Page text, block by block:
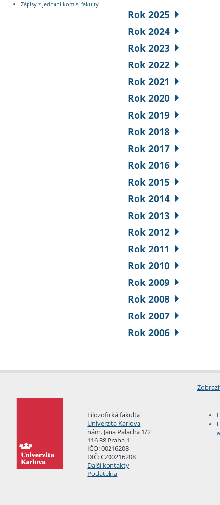
Zápisy z jednání komisí fakulty
Rok 2025
Rok 2024
Rok 2023
Rok 2022
Rok 2021
Rok 2020
Rok 2019
Rok 2018
Rok 2017
Rok 2016
Rok 2015
Rok 2014
Rok 2013
Rok 2012
Rok 2011
Rok 2010
Rok 2009
Rok 2008
Rok 2007
Rok 2006
Filozofická fakulta
Univerzita Karlova
nám. Jana Palacha 1/2
116 38 Praha 1
IČO: 00216208
DIČ: CZ00216208
Další kontakty
Podatelna